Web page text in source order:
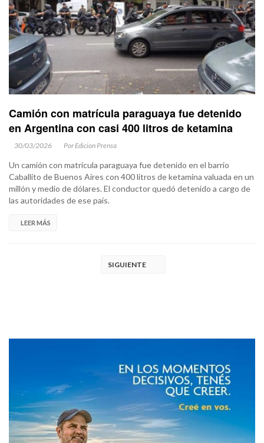
Camión con matrícula paraguaya fue detenido
en Argentina con casi 400 litros de ketamina
30/03/2026 Por Edicion Prensa
Un camión con matrícula paraguaya fue detenido en el barrio
Caballito de Buenos Aires con 400 litros de ketamina valuada en un
millón y medio de dólares. El conductor quedó detenido a cargo de
las autoridades de ese país.
LEER MÁS
SIGUIENTE